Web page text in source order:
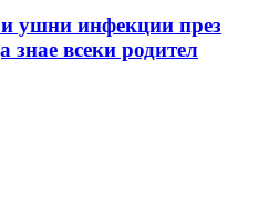
ушни инфекции през
знае всеки родител